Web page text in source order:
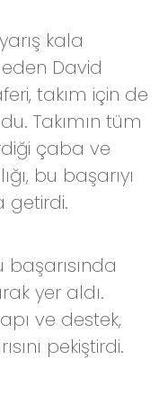
kala
David
takım için de
Takımın tüm
çaba ve
bu başarıyı
getirdi.
başarısında
yer aldı.
ve destek,
pekiştirdi.